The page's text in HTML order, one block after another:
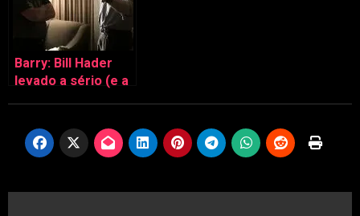
Barry: Bill Hader
levado a sério (e a